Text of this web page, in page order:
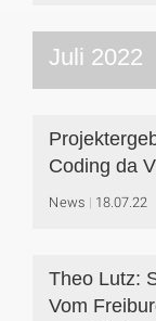
Juli 2022
Coding da
News 18.07.22
Theo Lutz:
Vom